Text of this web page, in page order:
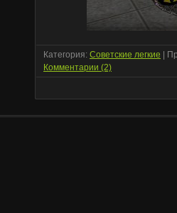
Категория: Советские легкие |
Комментарии (2)